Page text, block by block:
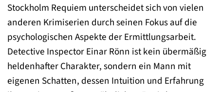
Stockholm Requiem unterscheidet sich von vielen
anderen Krimiserien durch seinen Fokus auf die
psychologischen Aspekte der Ermittlungsarbeit.
Detective Inspector Einar Rönn ist kein übermäßig
heldenhafter Charakter, sondern ein Mann mit
eigenen Schatten, dessen Intuition und Erfahrung